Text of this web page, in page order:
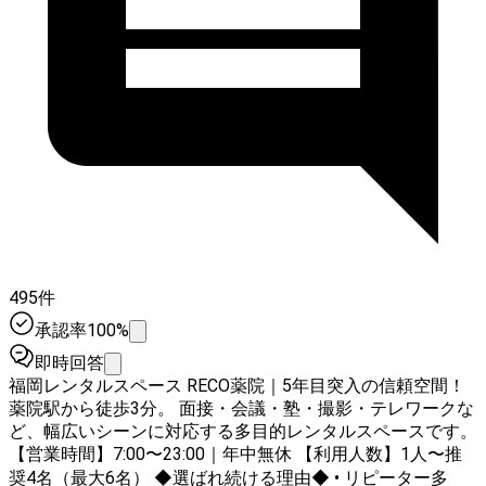
495件
承認率100%
即時回答
福岡レンタルスペース RECO薬院｜5年目突入の信頼空間！
薬院駅から徒歩3分。 面接・会議・塾・撮影・テレワークな
ど、幅広いシーンに対応する多目的レンタルスペースです。
【営業時間】7:00〜23:00｜年中無休 【利用人数】1人〜推
奨4名（最大6名） ◆選ばれ続ける理由◆ • リピーター多